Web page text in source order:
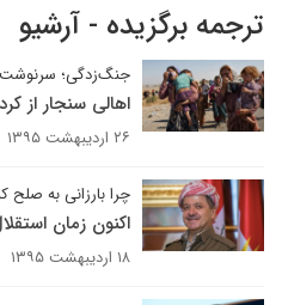
ترجمه برگزیده - آرشیو
جنگ‌زدگی؛ سرنوشت
اهالی سنجار از
۲۶ اردیبهشت ۱۳۹۵
چرا بارزانی به
اکنون زمان
۱۸ اردیبهشت ۱۳۹۵